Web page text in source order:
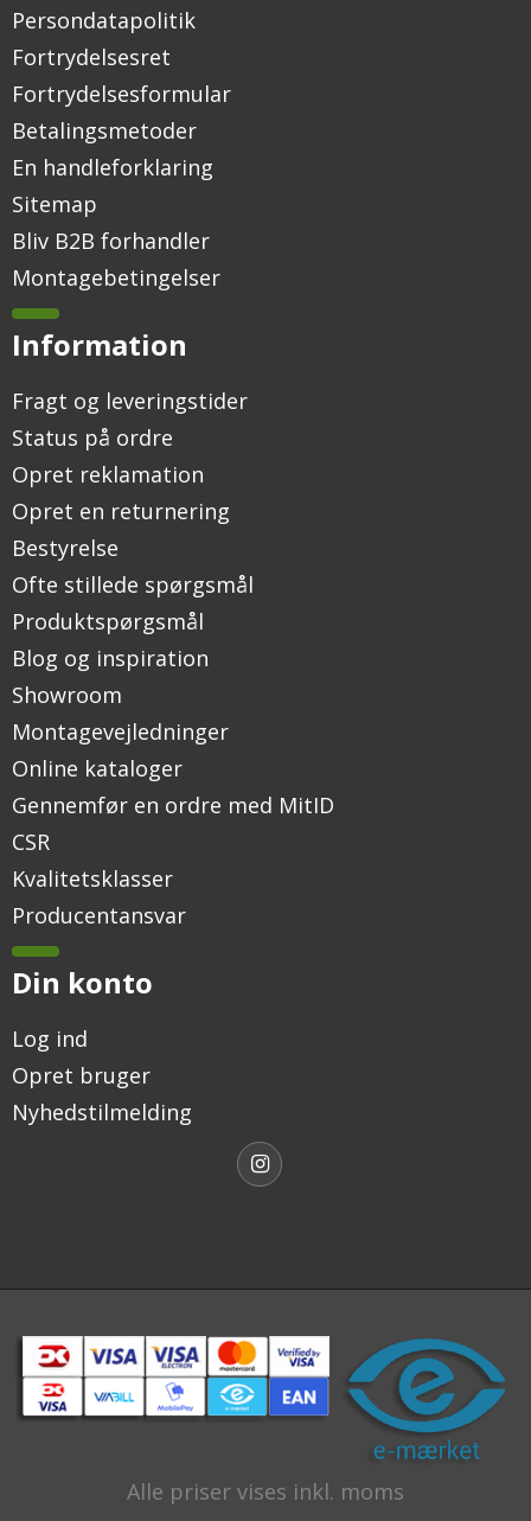
Persondatapolitik
Fortrydelsesret
Fortrydelsesformular
Betalingsmetoder
En handleforklaring
Sitemap
Bliv B2B forhandler
Montagebetingelser
Information
Fragt og leveringstider
Status på ordre
Opret reklamation
Opret en returnering
Bestyrelse
Ofte stillede spørgsmål
Produktspørgsmål
Blog og inspiration
Showroom
Montagevejledninger
Online kataloger
Gennemfør en ordre med MitID
CSR
Kvalitetsklasser
Producentansvar
Din konto
Log ind
Opret bruger
Nyhedstilmelding
Alle priser vises inkl. moms